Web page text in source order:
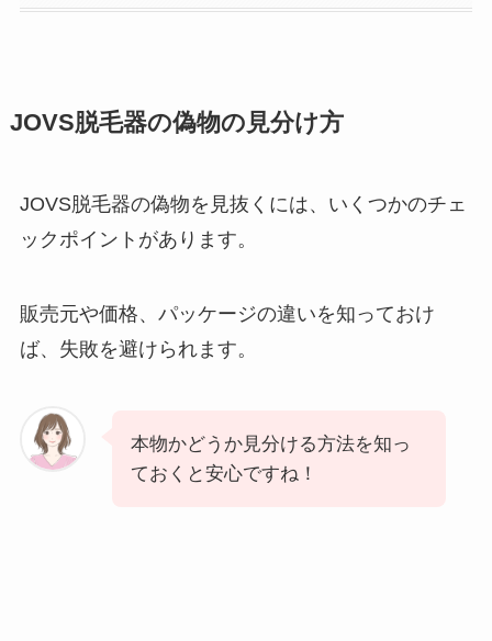
JOVS脱毛器の偽物の見分け方
JOVS脱毛器の偽物を見抜くには、いくつかのチェ
ックポイントがあります。
販売元や価格、パッケージの違いを知っておけ
ば、失敗を避けられます。
本物かどうか見分ける方法を知っ
ておくと安心ですね！